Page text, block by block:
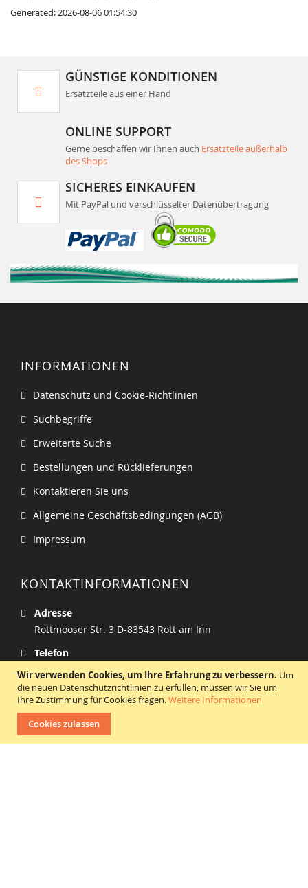
Wir verwenden Cookies, um Ihre Erfahrung zu verbessern. Um
die neuen Datenschutzrichtlinien zu erfüllen, müssen wir Sie um
Ihre Zustimmung für Cookies fragen.Weitere Informationen
Cookies zulassen
Generated: 2026-08-06 01:54:30
GÜNSTIGE KONDITIONEN
Ersatzteile aus einer Hand
ONLINE SUPPORT
Gerne beschaffen wir Ihnen auch Ersatzteile außerhalb
des Shops
SICHERES EINKAUFEN
Mit PayPal und verschlüsselter Datenübertragung
INFORMATIONEN
Datenschutz und Cookie-Richtlinien
Suchbegriffe
Erweiterte Suche
Bestellungen und Rücklieferungen
Kontaktieren Sie uns
Allgemeine Geschäftsbedingungen (AGB)
Impressum
KONTAKTINFORMATIONEN
Adresse
Rottmooser Str. 3 D-83543 Rott am Inn
Telefon
Tel. +49 - (0) 80 39 - 90 95 8-0
Email
shop.h@hywo.com